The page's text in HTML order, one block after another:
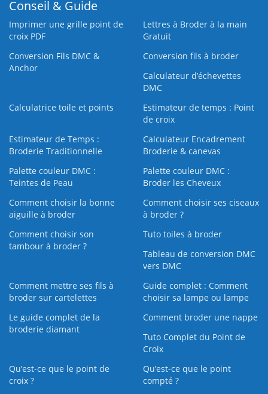
Conseil & Guide
Imprimer une grille point de
croix PDF
Lettres à Broder à la main
Gratuit
Conversion Fils DMC &
Anchor
Conversion fils à broder
Calculateur d’échevettes
DMC
Calculatrice toile et points
Estimateur de temps : Point
de croix
Estimateur de Temps :
Broderie Traditionnelle
Calculateur Encadrement
Broderie & canevas
Palette couleur DMC :
Teintes de Peau
Palette couleur DMC :
Broder les Cheveux
Comment choisir la bonne
aiguille à broder
Comment choisir ses ciseaux
à broder ?
Comment choisir son
tambour à broder ?
Tuto toiles à broder
Tableau de conversion DMC
vers DMC
Comment mettre ses fils à
broder sur cartelettes
Guide complet : Comment
choisir sa lampe ou lampe
Le guide complet de la
broderie diamant
Comment broder une nappe
Tuto Complet du Point de
Croix
Qu’est-ce que le point de
croix ?
Qu’est-ce que le point
compté ?